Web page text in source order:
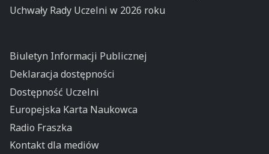
Uchwały Rady Uczelni w 2026 roku
Biuletyn Informacji Publicznej
Deklaracja dostępności
Dostępność Uczelni
Europejska Karta Naukowca
Radio Fraszka
Kontakt dla mediów